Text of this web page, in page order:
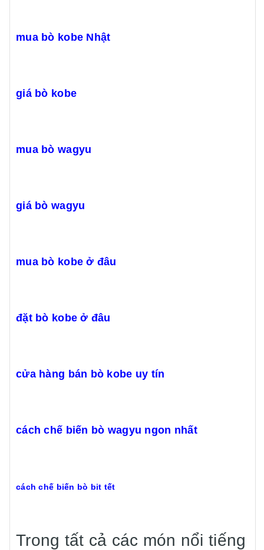
mua bò kobe Nhật
giá bò kobe
mua bò wagyu
giá bò wagyu
mua bò kobe ở đâu
đặt bò kobe ở đâu
cửa hàng bán bò kobe uy tín
cách chế biến bò wagyu ngon nhất
cách chế biến bò bit tết
Trong tất cả các món nổi tiếng